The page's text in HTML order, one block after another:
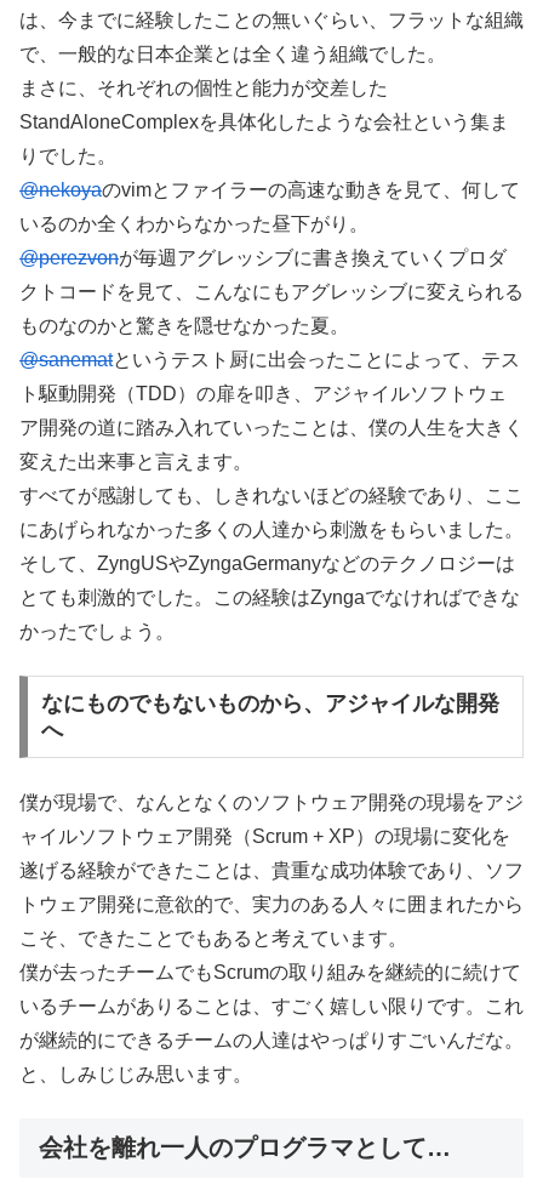
は、今までに経験したことの無いぐらい、フラットな組織
で、一般的な日本企業とは全く違う組織でした。
まさに、それぞれの個性と能力が交差した
StandAloneComplexを具体化したような会社という集ま
りでした。
@nekoyaのvimとファイラーの高速な動きを見て、何して
いるのか全くわからなかった昼下がり。
@perezvonが毎週アグレッシブに書き換えていくプロダ
クトコードを見て、こんなにもアグレッシブに変えられる
ものなのかと驚きを隠せなかった夏。
@sanematというテスト厨に出会ったことによって、テス
ト駆動開発（TDD）の扉を叩き、アジャイルソフトウェ
ア開発の道に踏み入れていったことは、僕の人生を大きく
変えた出来事と言えます。
すべてが感謝しても、しきれないほどの経験であり、ここ
にあげられなかった多くの人達から刺激をもらいました。
そして、ZyngUSやZyngaGermanyなどのテクノロジーは
とても刺激的でした。この経験はZyngaでなければできな
かったでしょう。
なにものでもないものから、アジャイルな開発
へ
僕が現場で、なんとなくのソフトウェア開発の現場をアジ
ャイルソフトウェア開発（Scrum + XP）の現場に変化を
遂げる経験ができたことは、貴重な成功体験であり、ソフ
トウェア開発に意欲的で、実力のある人々に囲まれたから
こそ、できたことでもあると考えています。
僕が去ったチームでもScrumの取り組みを継続的に続けて
いるチームがありることは、すごく嬉しい限りです。これ
が継続的にできるチームの人達はやっぱりすごいんだな。
と、しみじじみ思います。
会社を離れ一人のプログラマとして…